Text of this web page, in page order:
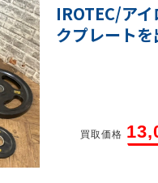
IROTEC/ア
クプレートを
買取価格